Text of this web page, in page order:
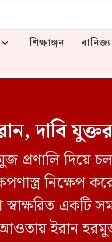
শিক্ষাঙ্গন বানিজ্য
দাবি
প্রণালি দিয়ে
নিক্ষেপ
একটি
আওতায় ইরান